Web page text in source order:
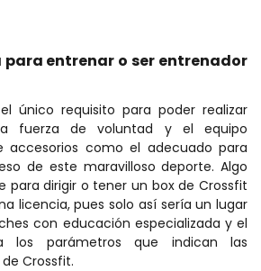
para entrenar o ser entrenador
único requisito para poder realizar
fuerza de voluntad y el equipo
accesorios como el adecuado para
de este maravilloso deporte. Algo
para dirigir o tener un box de Crossfit
licencia, pues solo así sería un lugar
con educación especializada y el
los parámetros que indican las
Crossfit.